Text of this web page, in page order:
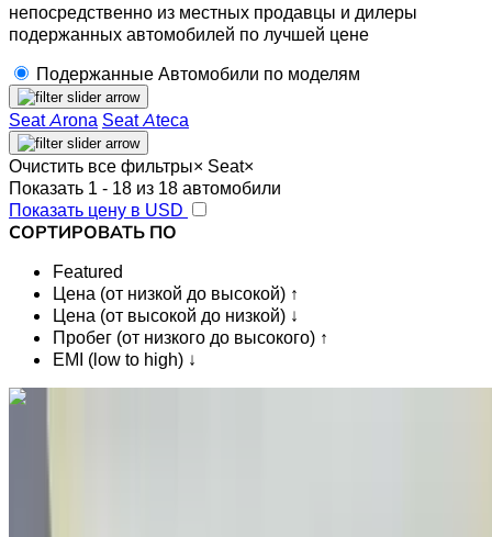
непосредственно из местных продавцы и дилеры
подержанных автомобилей по лучшей цене
Подержанные Автомобили по моделям
Seat Arona Seat Ateca
Очистить все фильтры× Seat×
Показать 1 - 18 из 18 автомобили
Показать цену в USD
СОРТИРОВАТЬ ПО
Featured
Цена (от низкой до высокой) ↑
Цена (от высокой до низкой) ↓
Пробег (от низкого до высокого) ↑
EMI (low to high) ↓
Вам нравится то, что вы видите?